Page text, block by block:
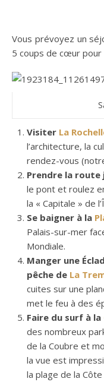
Vous prévoyez un séjour en Charente-Maritime ? Voici nos
5 coups de cœur
Visiter La
l’architecture, la
rendez-vous
Prendre la route
le pont et roulez
la « Capitale » de
Se baigner à la
Palais-sur-mer
Mondiale.
Manger une
pêche de La
cuites sur une
met le feu à des
Faire du surf à la
des nombreux
de la Coubre et
la vue est
la plage de la